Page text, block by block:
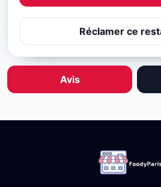
Réclamer ce
Avis